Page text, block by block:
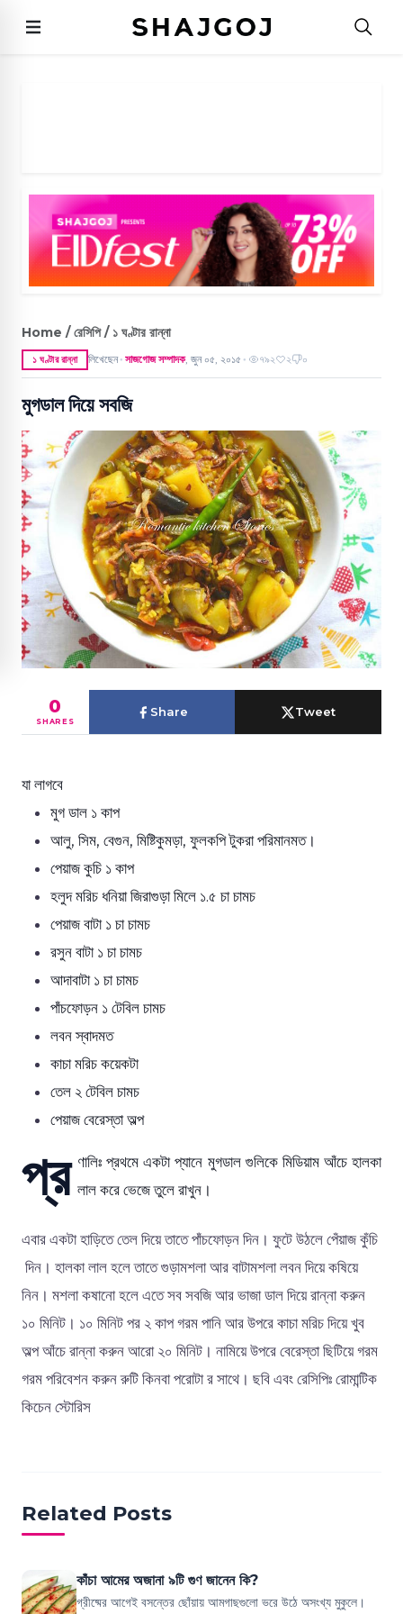
Home / রেসিপি / ১ ঘণ্টার রান্না
১ ঘণ্টার রান্না লিখেছেন ● সাজগোজ সম্পাদক,জুন ০৫, ২০১৫ ● ৭৯২ ২ ০
মুগডাল দিয়ে সবজি
0
SHARES
Share Tweet
যা লাগবে
মুগ ডাল ১ কাপ
আলু, সিম, বেগুন, মিষ্টিকুমড়া, ফুলকপি টুকরা পরিমানমত।
পেয়াজ কুচি ১ কাপ
হলুদ মরিচ ধনিয়া জিরাগুড়া মিলে ১.৫ চা চামচ
পেয়াজ বাটা ১ চা চামচ
রসুন বাটা ১ চা চামচ
আদাবাটা ১ চা চামচ
পাঁচফোড়ন ১ টেবিল চামচ
লবন স্বাদমত
কাচা মরিচ কয়েকটা
তেল ২ টেবিল চামচ
পেয়াজ বেরেস্তা অল্প
প্র ণালিঃ প্রথমে একটা প্যানে মুগডাল গুলিকে মিডিয়াম আঁচে হালকা
লাল করে ভেজে তুলে রাখুন।
এবার একটা হাড়িতে তেল দিয়ে তাতে পাঁচফোড়ন দিন। ফুটে উঠলে পেঁয়াজ কুঁচি
দিন। হালকা লাল হলে তাতে গুড়ামশলা আর বাটামশলা লবন দিয়ে কষিয়ে
নিন। মশলা কষানো হলে এতে সব সবজি আর ভাজা ডাল দিয়ে রান্না করুন
১০ মিনিট। ১০ মিনিট পর ২ কাপ গরম পানি আর উপরে কাচা মরিচ দিয়ে খুব
অল্প আঁচে রান্না করুন আরো ২০ মিনিট। নামিয়ে উপরে বেরেস্তা ছিটিয়ে গরম
গরম পরিবেশন করুন রুটি কিনবা পরোটা র সাথে। ছবি এবং রেসিপিঃ রোমান্টিক
কিচেন স্টোরিস
Related Posts
কাঁচা আমের অজানা ৯টি গুণ জানেন কি?
গ্রীষ্মের আগেই বসন্তের ছোঁয়ায় আমগাছগুলো ভরে উঠে অসংখ্য মুকুলে।